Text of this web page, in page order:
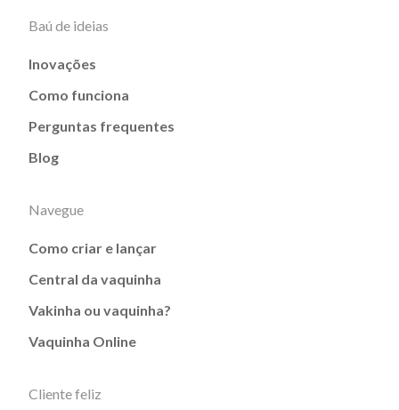
Baú de ideias
Inovações
Como funciona
Perguntas frequentes
Blog
Navegue
Como criar e lançar
Central da vaquinha
Vakinha ou vaquinha?
Vaquinha Online
Cliente feliz